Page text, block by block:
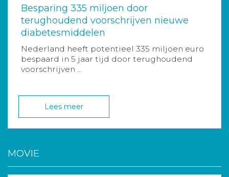
Besparing 335 miljoen door
terughoudend voorschrijven nieuwe
diabetesmiddelen
Nederland heeft potentieel 335 miljoen euro
bespaard in 5 jaar tijd door terughoudend
voorschrijven ...
Lees meer
MOVIE